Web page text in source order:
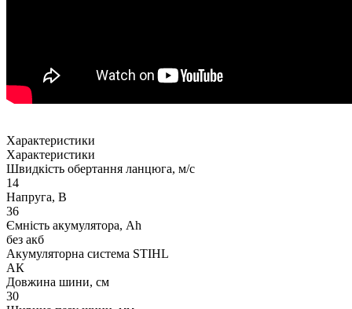
Характеристики
Характеристики
Швидкість обертання ланцюга, м/с
14
Напруга, В
36
Ємність акумулятора, Ah
без акб
Акумуляторна система STIHL
АК
Довжина шини, см
30